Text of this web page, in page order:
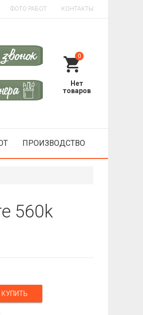
ФОТО РАБОТ КОНТАКТЫ
0
ПРОИЗВОДСТВО
560k